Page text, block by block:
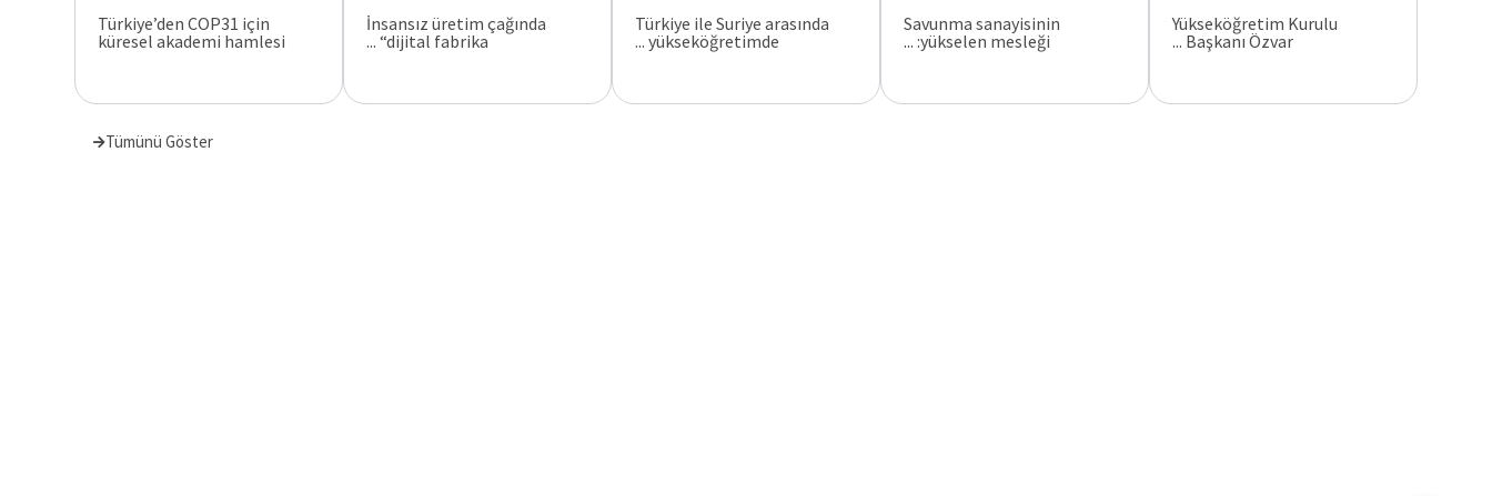
Yükseköğretim Kurulu
Başkanı Özvar ...
Savunma sanayisinin
yükselen mesleği: ...
Türkiye ile Suriye arasında
yükseköğretimde ...
İnsansız üretim çağında
“dijital fabrika ...
Türkiye’den COP31 için
küresel akademi hamlesi
Tümünü Göster